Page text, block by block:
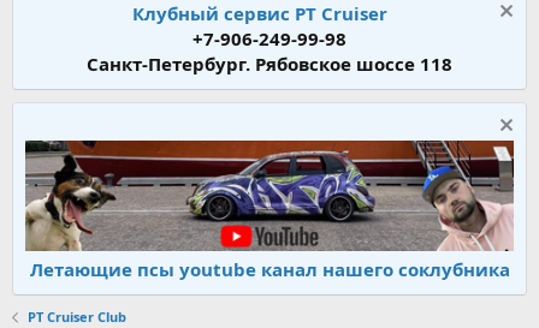
Клубный сервис PT Cruiser
+7-906-249-99-98
Санкт-Петербург. Рябовское шоссе 118
Летающие псы youtube канал нашего соклубника
PT Cruiser Club